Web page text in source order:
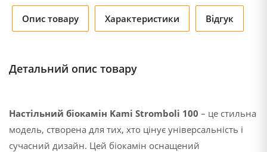
Опис товару Характеристики Відгук
Детальний опис товару
Настільний біокамін Kami Stromboli 100 – це стильна
модель, створена для тих, хто цінує універсальність і
сучасний дизайн. Цей біокамін оснащений